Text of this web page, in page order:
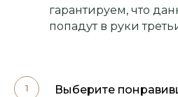
гарантируем, что
попадут в руки
Выберите